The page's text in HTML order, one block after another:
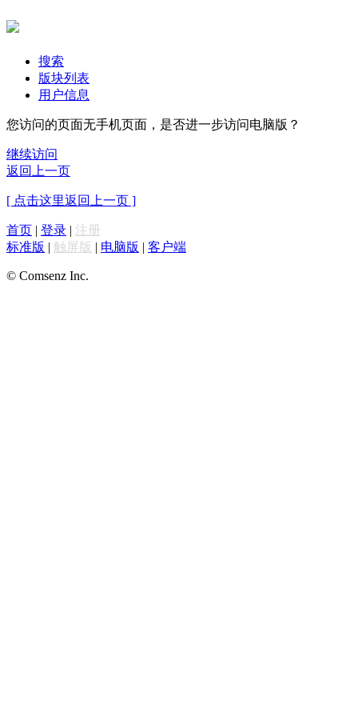
搜索
版块列表
用户信息
您访问的页面无手机页面，是否进一步访问电脑版？
继续访问
返回上一页
[ 点击这里返回上一页 ]
首页 | 登录 | 注册
标准版 | 触屏版 | 电脑版 | 客户端
© Comsenz Inc.